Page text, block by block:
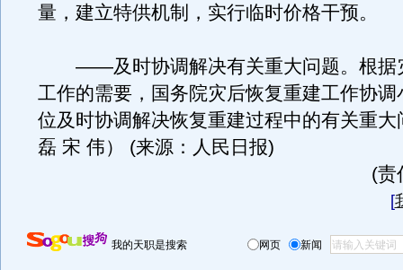
量，建立特供机制，实行临时价格干预。
——及时协调解决有关重大问题。根据
工作的需要，国务院灾后恢复重建工作协调
位及时协调解决恢复重建过程中的有关重大
磊 宋 伟） (来源：人民日报)
(责
[
我的天职是搜索 网页 新闻